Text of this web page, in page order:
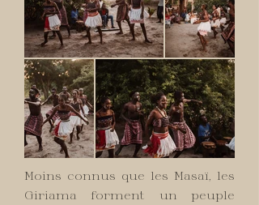
Moins connus que les Masaï, les
Giriama forment un peuple